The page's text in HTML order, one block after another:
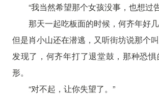
“我当然希望那个女孩没事，也想过
那天一起吃板面的时候，何齐年好
但是肖小山还在潜逃，又听街坊说那个
发现了，何齐年打了退堂鼓，那种恐
形。
“对不起，让你失望了。”